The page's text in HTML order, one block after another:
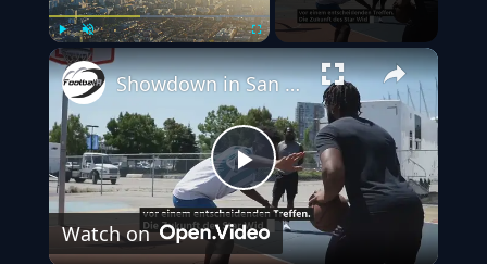
Play Unmute Fullscreen
Play
Video
Showdown in San Francisco: Brandon Aiyuk & 49ers vor entscheidendem Treffen
Watch on